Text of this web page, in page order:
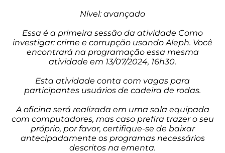
Nível: avançado
Essa é a primeira sessão da atividade Como
investigar: crime e corrupção usando Aleph. Você
encontrará na programação essa mesma
atividade em 13/07/2024, 16h30.
Esta atividade conta com vagas para
participantes usuários de cadeira de rodas.
A oficina será realizada em uma sala equipada
com computadores, mas caso prefira trazer o seu
próprio, por favor, certifique-se de baixar
antecipadamente os programas necessários
descritos na ementa.